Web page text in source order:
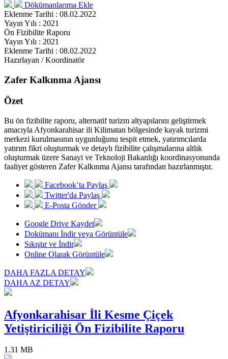
Dökümanlarıma Ekle
Eklenme Tarihi : 08.02.2022
Yayın Yılı : 2021
Ön Fizibilite Raporu
Yayın Yılı : 2021
Eklenme Tarihi : 08.02.2022
Hazırlayan / Koordinatör
Zafer Kalkınma Ajansı
Özet
Bu ön fizibilite raporu, alternatif turizm altyapılarını geliştirmek
amacıyla Afyonkarahisar ili Kilimatan bölgesinde kayak turizmi
merkezi kurulmasının uygunluğunu tespit etmek, yatırımcılarda
yatırım fikri oluşturmak ve detaylı fizibilite çalışmalarına altlık
oluşturmak üzere Sanayi ve Teknoloji Bakanlığı koordinasyonunda
faaliyet gösteren Zafer Kalkınma Ajansı tarafından hazırlanmıştır.
Facebook’ta Paylaş
Twitter'da Paylaş
E-Posta Gönder
Google Drive Kaydet
Dokümanı İndir veya Görüntüle
Sıkıştır ve İndir
Online Olarak Görüntüle
DAHA FAZLA DETAY
DAHA AZ DETAY
Afyonkarahisar İli Kesme Çiçek
Yetiştiriciliği Ön Fizibilite Raporu
1.31 MB